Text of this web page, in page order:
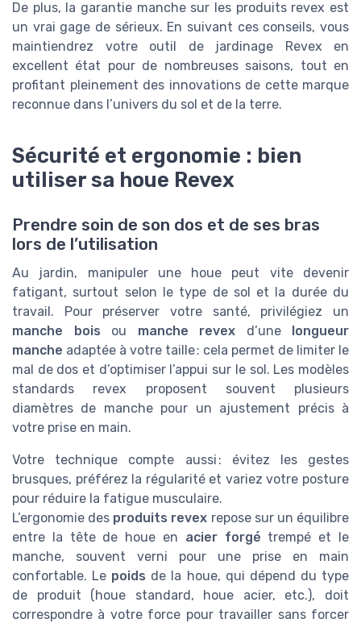
De plus, la garantie manche sur les produits revex est
un vrai gage de sérieux. En suivant ces conseils, vous
maintiendrez votre outil de jardinage Revex en
excellent état pour de nombreuses saisons, tout en
profitant pleinement des innovations de cette marque
reconnue dans l’univers du sol et de la terre.
Sécurité et ergonomie : bien
utiliser sa houe Revex
Prendre soin de son dos et de ses bras
lors de l’utilisation
Au jardin, manipuler une houe peut vite devenir
fatigant, surtout selon le type de sol et la durée du
travail. Pour préserver votre santé, privilégiez un
manche bois ou manche revex d’une longueur
manche adaptée à votre taille : cela permet de limiter le
mal de dos et d’optimiser l’appui sur le sol. Les modèles
standards revex proposent souvent plusieurs
diamètres de manche pour un ajustement précis à
votre prise en main.
Votre technique compte aussi : évitez les gestes
brusques, préférez la régularité et variez votre posture
pour réduire la fatigue musculaire.
L’ergonomie des produits revex repose sur un équilibre
entre la tête de houe en acier forgé trempé et le
manche, souvent verni pour une prise en main
confortable. Le poids de la houe, qui dépend du type
de produit (houe standard, houe acier, etc.), doit
correspondre à votre force pour travailler sans forcer